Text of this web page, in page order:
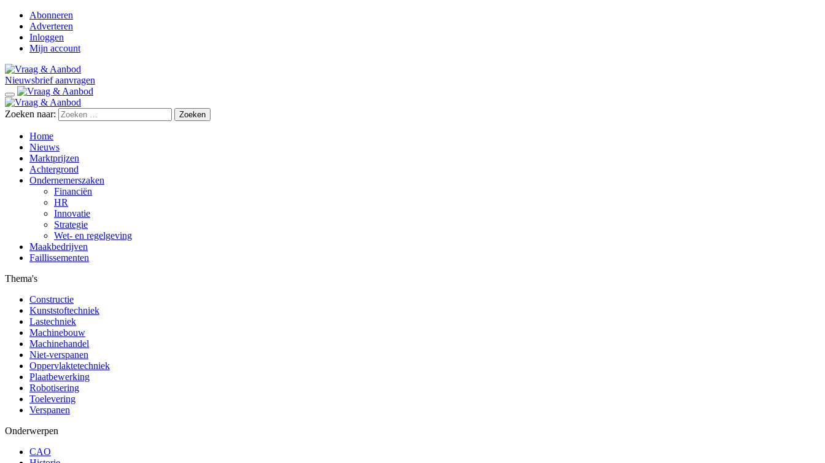
Abonneren
Adverteren
Inloggen
Mijn account
Nieuwsbrief aanvragen
Zoeken naar:
Home
Nieuws
Marktprijzen
Achtergrond
Ondernemerszaken
Financiën
HR
Innovatie
Strategie
Wet- en regelgeving
Maakbedrijven
Faillissementen
Thema's
Constructie
Kunststoftechniek
Lastechniek
Machinebouw
Machinehandel
Niet-verspanen
Oppervlaktetechniek
Plaatbewerking
Robotisering
Toelevering
Verspanen
Onderwerpen
CAO